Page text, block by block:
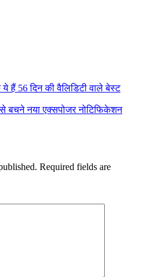
हैं 56 दिन की वैलिडिटी वाले बेस्ट
बचने नया एक्सपोजर नोटिफिकेशन
Required fields are